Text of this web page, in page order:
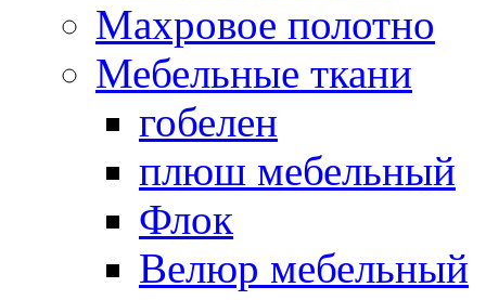
Махровое полотно
Мебельные ткани
гобелен
плюш мебельный
Флок
Велюр мебельный